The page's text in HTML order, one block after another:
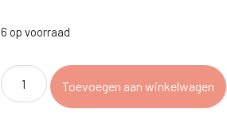
6 op voorraad
Spray
fles
Toevoegen aan winkelwagen